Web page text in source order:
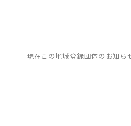
現在この地域登録団体のお知ら